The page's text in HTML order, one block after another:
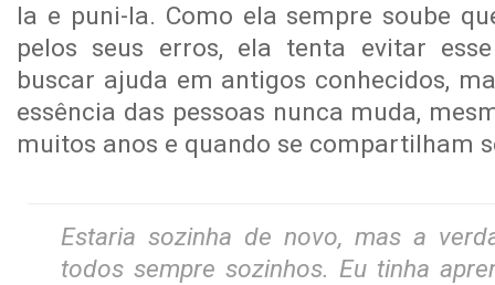
la e puni-la. Como ela sempre soube
pelos seus erros, ela tenta evitar
buscar ajuda em antigos conhecidos,
essência das pessoas nunca muda,
muitos anos e quando se compartilham
Estaria sozinha de novo, mas a
todos sempre sozinhos. Eu tinha